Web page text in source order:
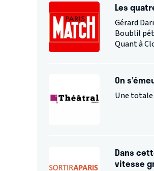
Les
Gérard
Boublil
Quant à
On
Une
Dans
vitesse